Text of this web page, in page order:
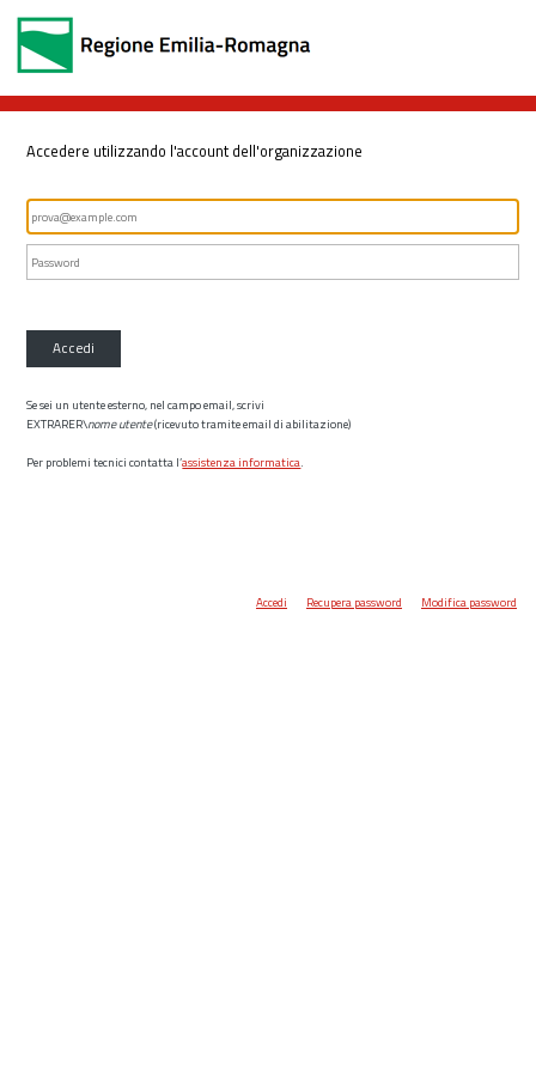
Accedere utilizzando l'account dell'organizzazione
Accedi
Se sei un utente esterno, nel campo email, scrivi
EXTRARER\nome utente(ricevuto tramite email di abilitazione)
Per problemi tecnici contatta l’assistenza informatica.
Accedi Recupera password Modifica password